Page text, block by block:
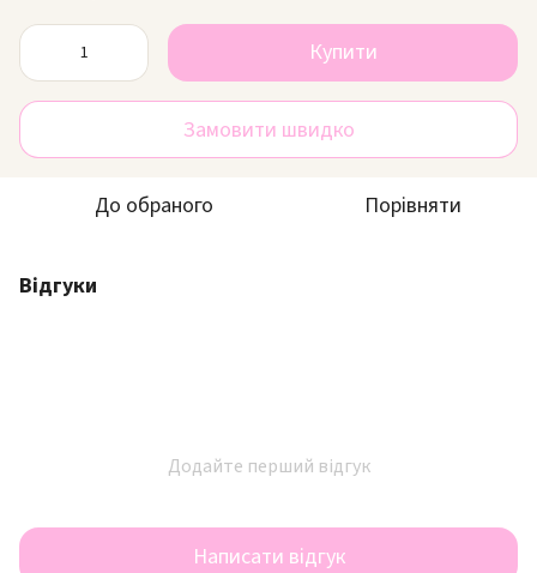
Купити
Замовити швидко
До обраного Порівняти
Відгуки
Додайте перший відгук
Написати відгук